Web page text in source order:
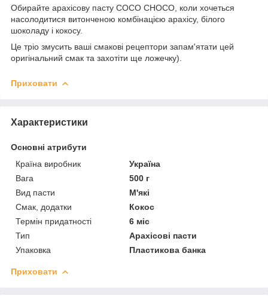
Обирайте арахісову пасту COCO CHOCO, коли хочеться
насолодитися витонченою комбінацією арахісу, білого
шоколаду і кокосу.
Це тріо змусить ваші смакові рецептори запам'ятати цей
оригінальний смак та захотіти ще ложечку).
Приховати
Характеристики
Основні атрибути
Країна виробник
Україна
Вага
500 г
Вид пасти
М'які
Смак, додатки
Кокос
Термін придатності
6 міс
Тип
Арахісові пасти
Упаковка
Пластикова банка
Приховати